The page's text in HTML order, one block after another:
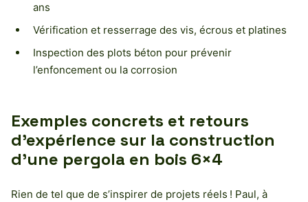
ans
Vérification et resserrage des vis, écrous et platines
Inspection des plots béton pour prévenir
l’enfoncement ou la corrosion
Exemples concrets et retours
d’expérience sur la construction
d’une pergola en bois 6×4
Rien de tel que de s’inspirer de projets réels ! Paul, à